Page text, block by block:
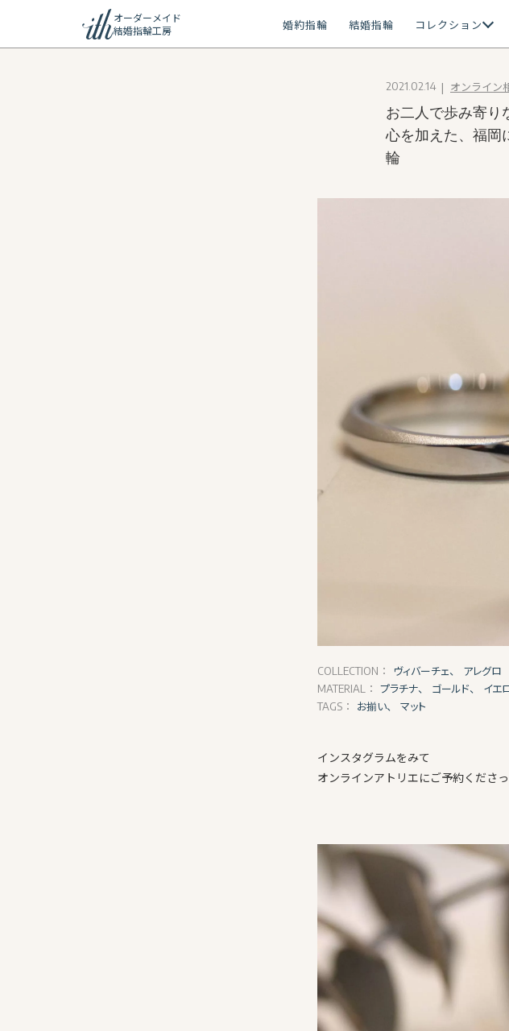
オーダーメイド
結婚指輪工房
婚約指輪 結婚指輪 コレクション
2021.02.14 オンライン
お二人で歩み寄り
心を加えた、福岡
輪
COLLECTION： ヴィバーチェ、 アレグロ
MATERIAL： プラチナ、 ゴールド、 イエ
TAGS： お揃い、 マット
インスタグラムをみて
オンラインアトリエにご予約くださ